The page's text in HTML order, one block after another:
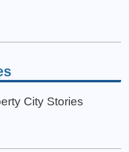
City Stories